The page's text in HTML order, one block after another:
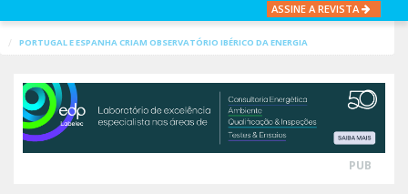
ASSINE A REVISTA
PORTUGAL E ESPANHA CRIAM OBSERVATÓRIO IBÉRICO DA ENERGIA
PUB